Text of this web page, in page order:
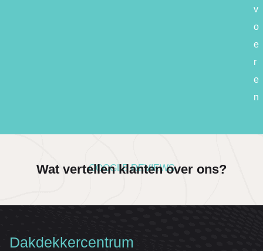
v
o
e
r
e
n
GOOGLE REVIEWS
Wat vertellen klanten over ons?
Dakdekkercentrum